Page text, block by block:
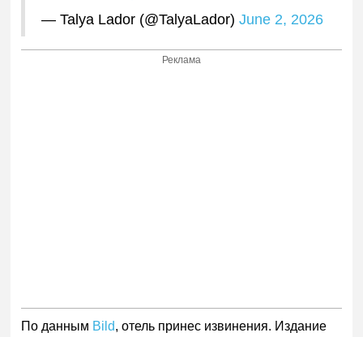
— Talya Lador (@TalyaLador)June 2, 2026
Реклама
По данным Bild, отель принес извинения. Издание